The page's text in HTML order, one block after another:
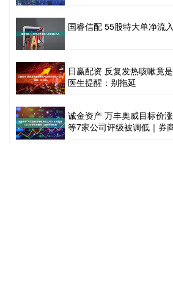
国睿信配 55股特大单净流
日赢配资 反复发热咳嗽竟
医生提醒：别拖延
诚金资产 万丰奥威目标价
等7家公司评级被调低｜券